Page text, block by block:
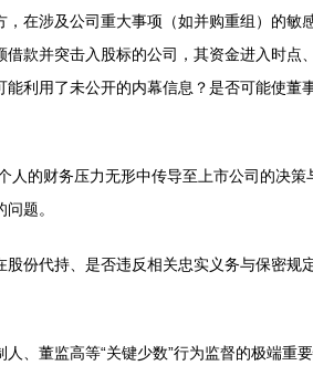
在涉及公司重大事项（如并购重组）的敏
款并突击入股标的公司，其资金进入时点
利用了未公开的内幕信息？是否可能使董
的财务压力无形中传导至上市公司的决策
题。
份代持、是否违反相关忠实义务与保密规
、董监高等“关键少数”行为监督的极端重